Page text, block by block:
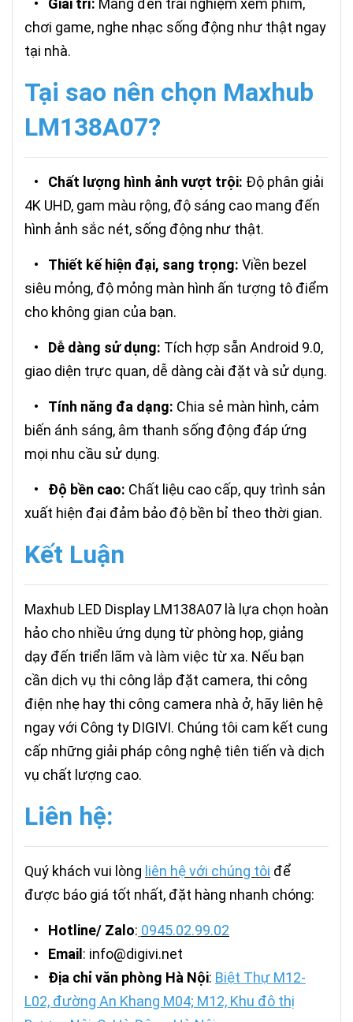
• Giải trí: Mang đến trải nghiệm xem phim,
chơi game, nghe nhạc sống động như thật ngay
tại nhà.
Tại sao nên chọn Maxhub
LM138A07?
• Chất lượng hình ảnh vượt trội: Độ phân giải
4K UHD, gam màu rộng, độ sáng cao mang đến
hình ảnh sắc nét, sống động như thật.
• Thiết kế hiện đại, sang trọng: Viền bezel
siêu mỏng, độ mỏng màn hình ấn tượng tô điểm
cho không gian của bạn.
• Dễ dàng sử dụng: Tích hợp sẵn Android 9.0,
giao diện trực quan, dễ dàng cài đặt và sử dụng.
• Tính năng đa dạng: Chia sẻ màn hình, cảm
biến ánh sáng, âm thanh sống động đáp ứng
mọi nhu cầu sử dụng.
• Độ bền cao: Chất liệu cao cấp, quy trình sản
xuất hiện đại đảm bảo độ bền bỉ theo thời gian.
Kết Luận
Maxhub LED Display LM138A07 là lựa chọn hoàn
hảo cho nhiều ứng dụng từ phòng họp, giảng
dạy đến triển lãm và làm việc từ xa. Nếu bạn
cần dịch vụ thi công lắp đặt camera, thi công
điện nhẹ hay thi công camera nhà ở, hãy liên hệ
ngay với Công ty DIGIVI. Chúng tôi cam kết cung
cấp những giải pháp công nghệ tiên tiến và dịch
vụ chất lượng cao.
Liên hệ:
Quý khách vui lòng liên hệ với chúng tôi để
được báo giá tốt nhất, đặt hàng nhanh chóng:
• Hotline/ Zalo: 0945.02.99.02
• Email : info@digivi.net
• Địa chỉ văn phòng Hà Nội: Biệt Thự M12-
L02, đường An Khang M04; M12, Khu đô thị